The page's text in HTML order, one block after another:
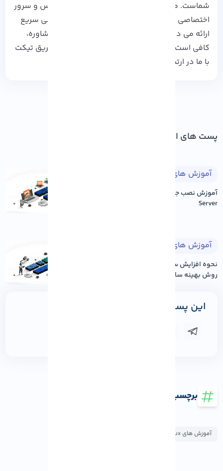
شماست. ما در آذرسیس انواع سرور مجازی لینوکس و سرور
اختصاصی را با کیفیت بالا، منابع قدرتمند و پشتیبانی سریع
ارائه می‌ دهیم. برای مشاهده پلن‌ ها و دریافت مشاوره،
کافی است به
سر بزنید و از طریق تیکت
با ما در ارتباط باشید.
پست های اخیر
آموزش های طراحی وب
Server
آموزش های وردپرس
روش بهینه سازی عم...
این پست را به اشتراک بگذارید
برچسب ها
آموزش های AlmaLinux